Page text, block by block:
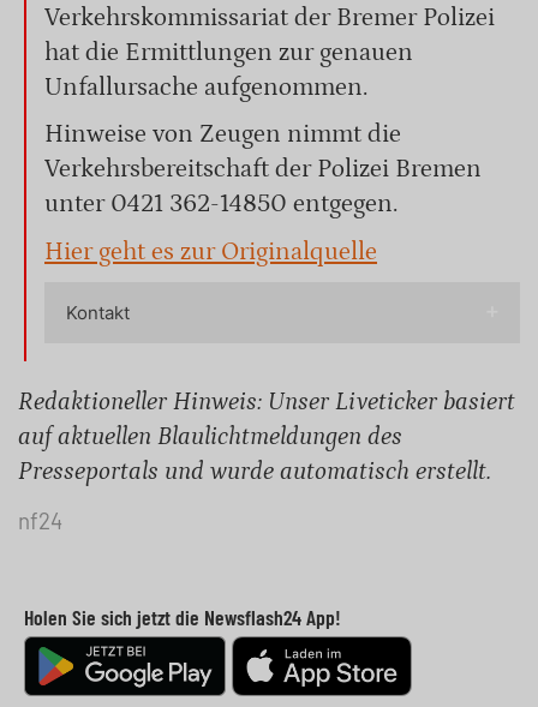
Verkehrskommissariat der Bremer Polizei
hat die Ermittlungen zur genauen
Unfallursache aufgenommen.
Hinweise von Zeugen nimmt die
Verkehrsbereitschaft der Polizei Bremen
unter 0421 362-14850 entgegen.
Hier geht es zur Originalquelle
Kontakt
Redaktioneller Hinweis: Unser Liveticker basiert
auf aktuellen Blaulichtmeldungen des
Presseportals und wurde automatisch erstellt.
nf24
Holen Sie sich jetzt die Newsflash24 App!